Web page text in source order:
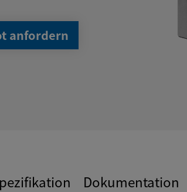
anfordern
Dokumentation